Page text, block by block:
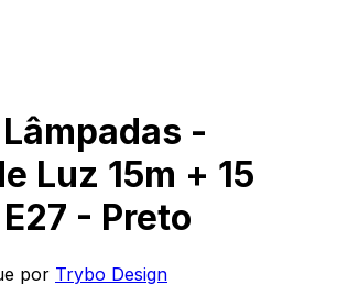
-
Luz 15m + 15
- Preto
por Trybo Design